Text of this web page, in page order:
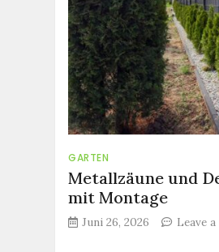
GARTEN
Metallzäune und
mit Montage
Juni 26, 2026 Leave